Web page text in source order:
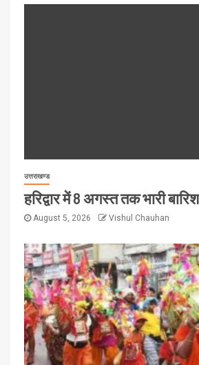
उत्तराखण्ड
हरिद्वार में 8 अगस्त तक भारी
August 5, 2026 Vishul Chauhan